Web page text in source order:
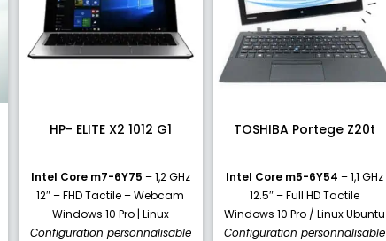
HP- ELITE X2 1012 G1
Intel Core m7-6Y75 – 1,2 GHz
12″ – FHD Tactile – Webcam
Windows 10 Pro | Linux
Configuration personnalisable
TOSHIBA Portege Z20t
Intel Core m5-6Y54 – 1,1 GHz
12.5″ – Full HD Tactile
Windows 10 Pro / Linux Ubuntu
Configuration personnalisable